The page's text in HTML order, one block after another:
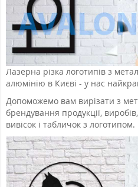
Лазерна різка логотипів з
алюмінію в Києві - у нас
Допоможемо вам вирізати з
брендування продукції,
вивісок і табличок з логотипом.